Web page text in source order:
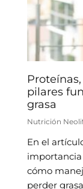
pilares
grasa
Nutrición
En el
cómo
perder